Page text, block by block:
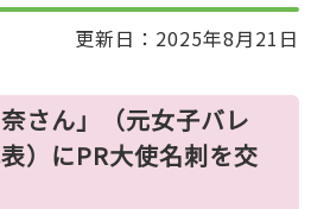
更新日：2025年8月21日
さん」（元女子バレ
）にPR大使名刺を交